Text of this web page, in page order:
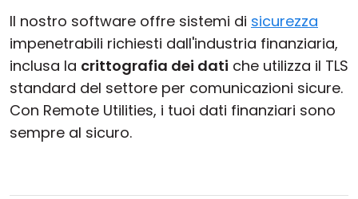
Il nostro software offre sistemi di sicurezza
impenetrabili richiesti dall'industria finanziaria,
inclusa la crittografia dei dati che utilizza il TLS
standard del settore per comunicazioni sicure.
Con Remote Utilities, i tuoi dati finanziari sono
sempre al sicuro.